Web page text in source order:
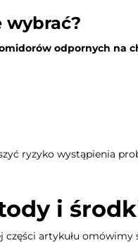
odpornych na
ryzyko wystąpienia
i
artykułu omówimy